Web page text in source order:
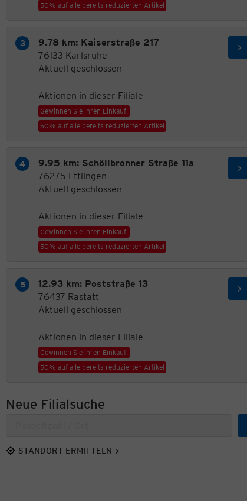
50% auf alle bereits reduzierten Artikel
9.78 km: Kaiserstraße 217
76133 Karlsruhe
Aktuell geschlossen
Aktionen in dieser Filiale
Gewinnen Sie Ihren Einkauf!
50% auf alle bereits reduzierten Artikel
9.95 km: Schöllbronner Straße 11a
76275 Ettlingen
Aktuell geschlossen
Aktionen in dieser Filiale
Gewinnen Sie Ihren Einkauf!
50% auf alle bereits reduzierten Artikel
12.93 km: Poststraße 13
76437 Rastatt
Aktuell geschlossen
Aktionen in dieser Filiale
Gewinnen Sie Ihren Einkauf!
50% auf alle bereits reduzierten Artikel
Neue Filialsuche
STANDORT ERMITTELN